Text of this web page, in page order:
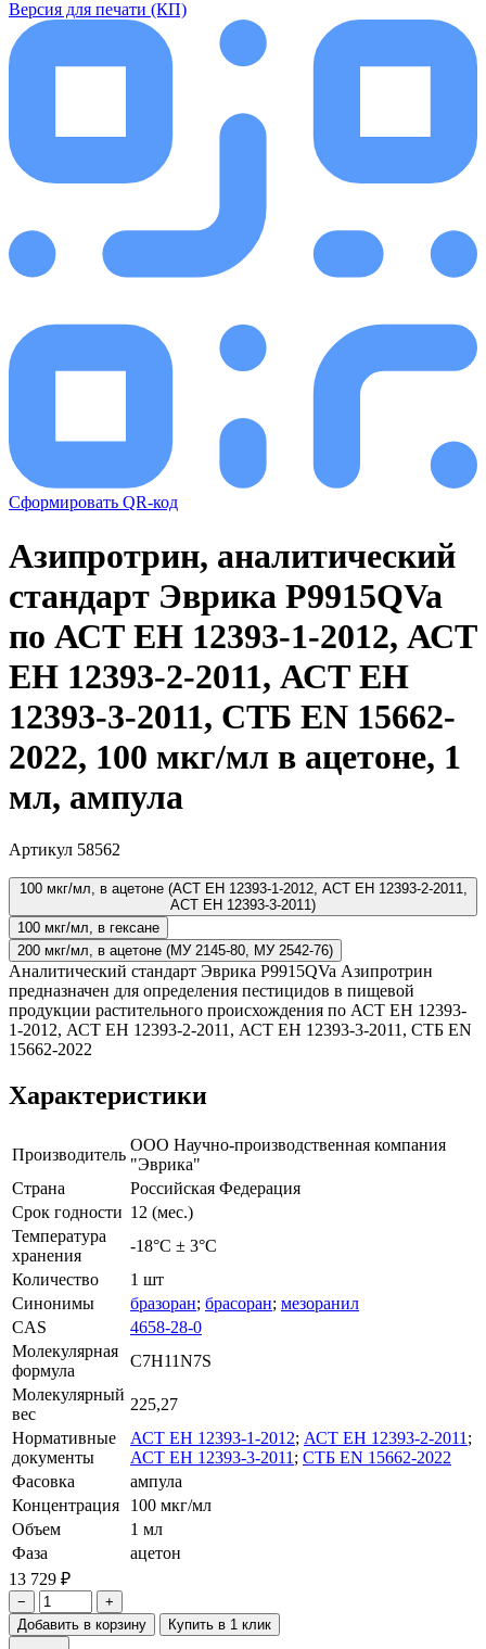
Версия для печати (КП)
Сформировать QR-код
Азипротрин, аналитический
стандарт Эврика P9915QVa
по АСТ ЕН 12393-1-2012, АСТ
ЕН 12393-2-2011, АСТ ЕН
12393-3-2011, СТБ EN 15662-
2022, 100 мкг/мл в ацетоне, 1
мл, ампула
Артикул 58562
100 мкг/мл, в ацетоне (АСТ ЕН 12393-1-2012, АСТ ЕН 12393-2-2011,
АСТ ЕН 12393-3-2011)
100 мкг/мл, в гексане
200 мкг/мл, в ацетоне (МУ 2145-80, МУ 2542-76)
Аналитический стандарт Эврика P9915QVa Азипротрин
предназначен для определения пестицидов в пищевой
продукции растительного происхождения по АСТ ЕН 12393-
1-2012, АСТ ЕН 12393-2-2011, АСТ ЕН 12393-3-2011, СТБ EN
15662-2022
Характеристики
Производитель
ООО Научно-производственная компания
"Эврика"
Страна
Российская Федерация
Срок годности 12 (мес.)
Температура
хранения
-18°С ± 3°С
Количество
1 шт
Синонимы
бразоран; брасоран; мезоранил
CAS
4658-28-0
Молекулярная
формула
C7H11N7S
Молекулярный
вес
225,27
Нормативные
документы
АСТ ЕН 12393-1-2012; АСТ ЕН 12393-2-2011 ;
АСТ ЕН 12393-3-2011 ; СТБ EN 15662-2022
Фасовка
ампула
Концентрация
100 мкг/мл
Объем
1 мл
Фаза
ацетон
13 729 ₽
−
+
Добавить в корзину
Купить в 1 клик